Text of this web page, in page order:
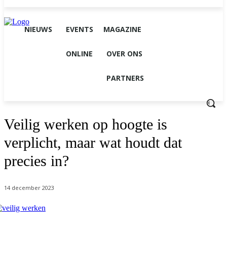
NIEUWS EVENTS MAGAZINE
ONLINE OVER ONS
PARTNERS
Veilig werken op hoogte is
verplicht, maar wat houdt dat
precies in?
14 december 2023